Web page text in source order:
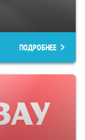
ПОДРОБНЕЕ